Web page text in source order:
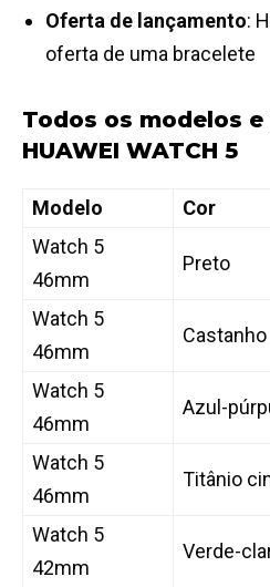
Oferta de lançamento:
oferta de uma bracelete
Todos os modelos
HUAWEI WATCH 5
Modelo Cor
Watch 5
46mm
Preto
Watch 5
46mm
Castanho
Watch 5
46mm
Azul-
Watch 5
46mm
Titânio
Watch 5
42mm
Verde-